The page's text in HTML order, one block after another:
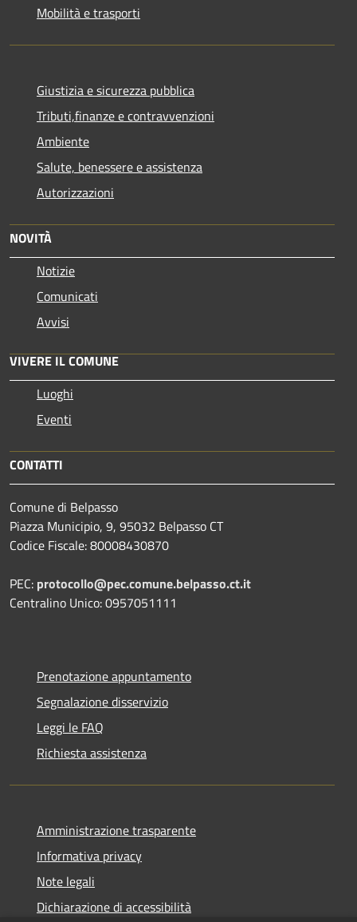
Mobilità e trasporti
Giustizia e sicurezza pubblica
Tributi,finanze e contravvenzioni
Ambiente
Salute, benessere e assistenza
Autorizzazioni
NOVITÀ
Notizie
Comunicati
Avvisi
VIVERE IL COMUNE
Luoghi
Eventi
CONTATTI
Comune di Belpasso
Piazza Municipio, 9, 95032 Belpasso CT
Codice Fiscale: 80008430870
PEC: protocollo@pec.comune.belpasso.ct.it
Centralino Unico: 0957051111
Prenotazione appuntamento
Segnalazione disservizio
Leggi le FAQ
Richiesta assistenza
Amministrazione trasparente
Informativa privacy
Note legali
Dichiarazione di accessibilità